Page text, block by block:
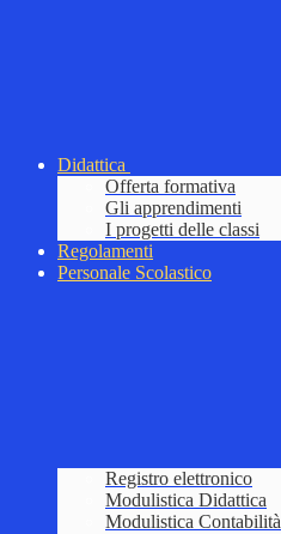
Didattica
Offerta formativa
Gli apprendimenti
I progetti delle classi
Regolamenti
Personale Scolastico
Registro elettronico
Modulistica Didattica
Modulistica Contabilità